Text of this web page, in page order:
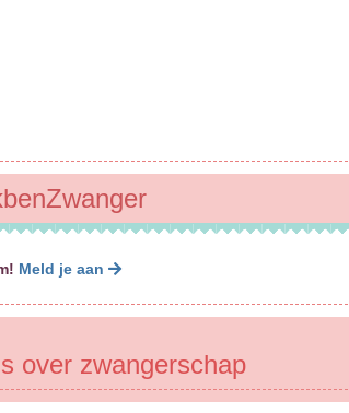
Meld je aan
over zwangerschap